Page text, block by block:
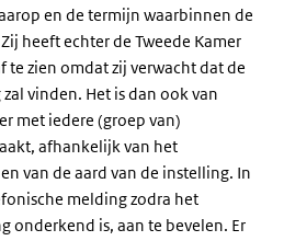
en de termijn waarbinnen de
heeft echter de Tweede Kamer
te zien omdat zij verwacht dat de
vinden. Het is dan ook van
met iedere (groep van)
afhankelijk van het
van de aard van de instelling. In
melding zodra het
onderkend is, aan te bevelen. Er